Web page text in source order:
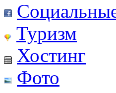
Туризм
Хостинг
Фото